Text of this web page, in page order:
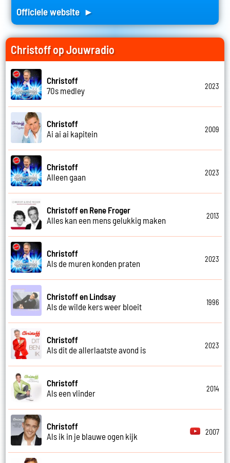
Officiele website ►
Christoff op Jouwradio
Christoff
70s medley
2023
Christoff
Ai ai ai kapitein
2009
Christoff
Alleen gaan
2023
Christoff en Rene Froger
Alles kan een mens gelukkig maken
2013
Christoff
Als de muren konden praten
2023
Christoff en Lindsay
Als de wilde kers weer bloeit
1996
Christoff
Als dit de allerlaatste avond is
2023
Christoff
Als een vlinder
2014
Christoff
Als ik in je blauwe ogen kijk
2007